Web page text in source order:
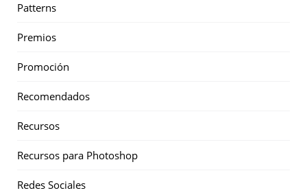
Patterns
Premios
Promoción
Recomendados
Recursos
Recursos para Photoshop
Redes Sociales